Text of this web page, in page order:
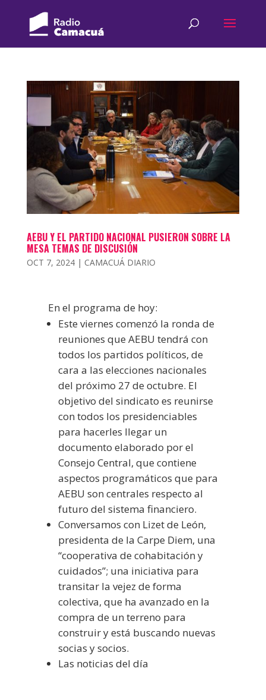
AEBU Y EL PARTIDO NACIONAL PUSIERON SOBRE LA
MESA TEMAS DE DISCUSIÓN
OCT 7, 2024| CAMACUÁ DIARIO
En el programa de hoy:
Este viernes comenzó la ronda de
reuniones que AEBU tendrá con
todos los partidos políticos, de
cara a las elecciones nacionales
del próximo 27 de octubre. El
objetivo del sindicato es reunirse
con todos los presidenciables
para hacerles llegar un
documento elaborado por el
Consejo Central, que contiene
aspectos programáticos que para
AEBU son centrales respecto al
futuro del sistema financiero.
Conversamos con Lizet de León,
presidenta de la Carpe Diem, una
“cooperativa de cohabitación y
cuidados”; una iniciativa para
transitar la vejez de forma
colectiva, que ha avanzado en la
compra de un terreno para
construir y está buscando nuevas
socias y socios.
Las noticias del día